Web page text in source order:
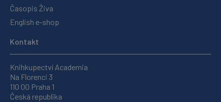
Časopis Živa
English e-shop
Kontakt
Knihkupectví Academia
Na Florenci 3
110 00 Praha 1
Česká republika